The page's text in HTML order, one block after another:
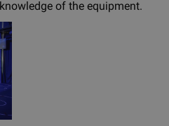
of the equipment.